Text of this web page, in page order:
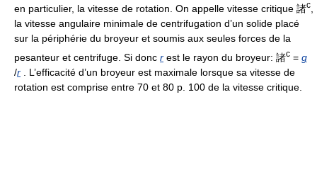
en particulier, la vitesse de rotation. On appelle vitesse critique 諸c
la vitesse angulaire minimale de centrifugation d’un solide placé
sur la périphérie du broyeur et soumis aux seules forces de la
pesanteur et centrifuge. Si donc r est le rayon du broyeur: 諸c = g
/r . L’efficacité d’un broyeur est maximale lorsque sa vitesse de
rotation est comprise entre 70 et 80 p. 100 de la vitesse critique.